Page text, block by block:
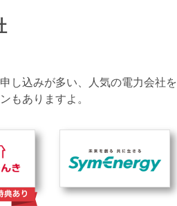
し込みが多い、人気の電力会社を
もありますよ。